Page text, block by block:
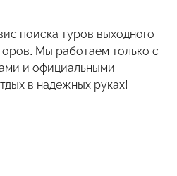
поиска туров выходного
Мы работаем только с
и официальными
в надежных руках!